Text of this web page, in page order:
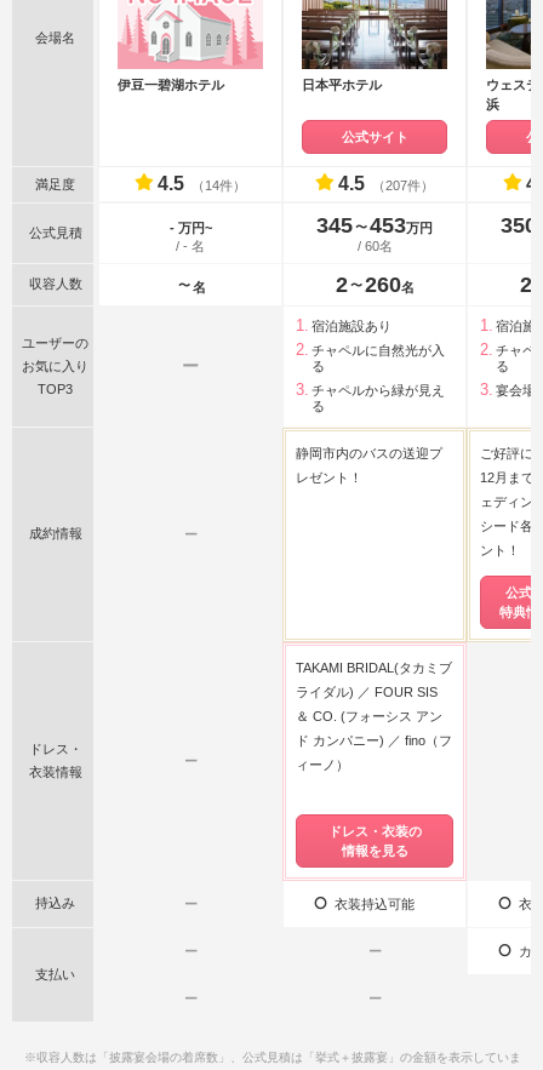
会場名
伊豆一碧湖ホテル 日本平ホテル
公式サイト
ウェス
浜
公
満足度 4.5 （14件） 4.5 （207件）
公式見積
- 万円~
/ - 名
345〜453万円
/ 60名
350
収容人数 〜 名 2 〜 260名 2
ユーザーの
お気に入り
TOP3
ー
宿泊施設あり
チャペルに自然光が入
る
チャペルから緑が見え
る
宿泊施
チャペ
る
宴会場
成約情報 ー
静岡市内のバスの送迎プ
レゼント！
ご好評に
12月まで
ェディン
シード各
ント！
公式
特典情
ドレス・
衣装情報
ー
TAKAMI BRIDAL(タカミブ
ライダル)
FOUR SIS
＆ CO. (フォーシス アン
ド カンパニー)
fino（フ
ィーノ）
ドレス・衣装の
情報を見る
持込み ー 衣装持込可能 衣
支払い
ー ー カ
ー ー
※収容人数は「披露宴会場の着席数」、公式見積は「挙式＋披露宴」の金額を表示していま